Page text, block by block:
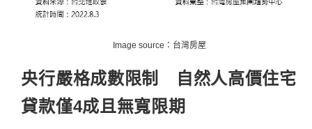
Image source：台灣房屋
央行嚴格成數限制 自然人高價住宅
貸款僅4成且無寬限期